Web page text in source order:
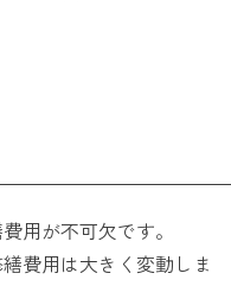
用が不可欠です。
費用は大きく変動しま